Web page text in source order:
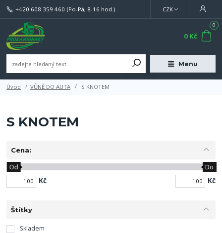
Menu
CZK
+420 608 359 460 (Po-Pá, 8-16 hod.)
0
0 Kč
Úvod VŮNĚ DO AUTA S KNOTEM
S KNOTEM
Cena:
Kč
Od Do
Kč
Štítky
Skladem